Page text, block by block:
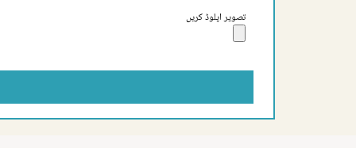
تصویر اپلوڈ کریں